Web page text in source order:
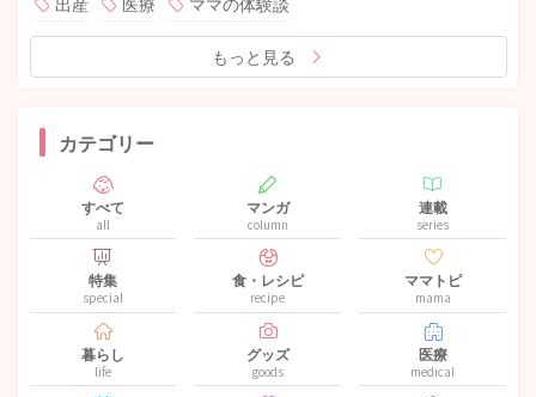
もっと見る
カテゴリー
すべて
all
マンガ
column
連載
series
特集
special
食・レシピ
recipe
ママトピ
mama
暮らし
life
グッズ
goods
医療
medical